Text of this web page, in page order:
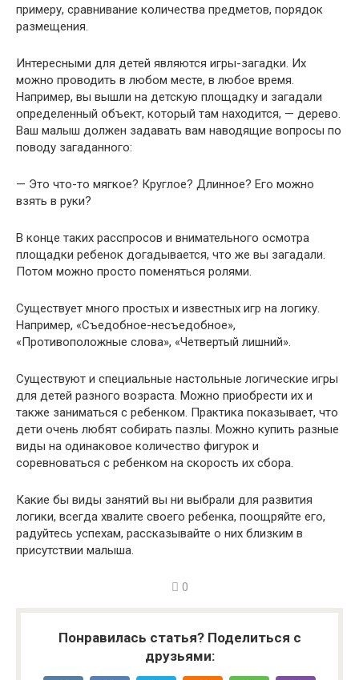
примеру, сравнивание количества предметов, порядок
размещения.
Интересными для детей являются игры-загадки. Их
можно проводить в любом месте, в любое время.
Например, вы вышли на детскую площадку и загадали
определенный объект, который там находится, — дерево.
Ваш малыш должен задавать вам наводящие вопросы по
поводу загаданного:
— Это что-то мягкое? Круглое? Длинное? Его можно
взять в руки?
В конце таких расспросов и внимательного осмотра
площадки ребенок догадывается, что же вы загадали.
Потом можно просто поменяться ролями.
Существует много простых и известных игр на логику.
Например, «Съедобное-несъедобное»,
«Противоположные слова», «Четвертый лишний».
Существуют и специальные настольные логические игры
для детей разного возраста. Можно приобрести их и
также заниматься с ребенком. Практика показывает, что
дети очень любят собирать пазлы. Можно купить разные
виды на одинаковое количество фигурок и
соревноваться с ребенком на скорость их сбора.
Какие бы виды занятий вы ни выбрали для развития
логики, всегда хвалите своего ребенка, поощряйте его,
радуйтесь успехам, рассказывайте о них близким в
присутствии малыша.
0
Понравилась статья? Поделиться с
друзьями: